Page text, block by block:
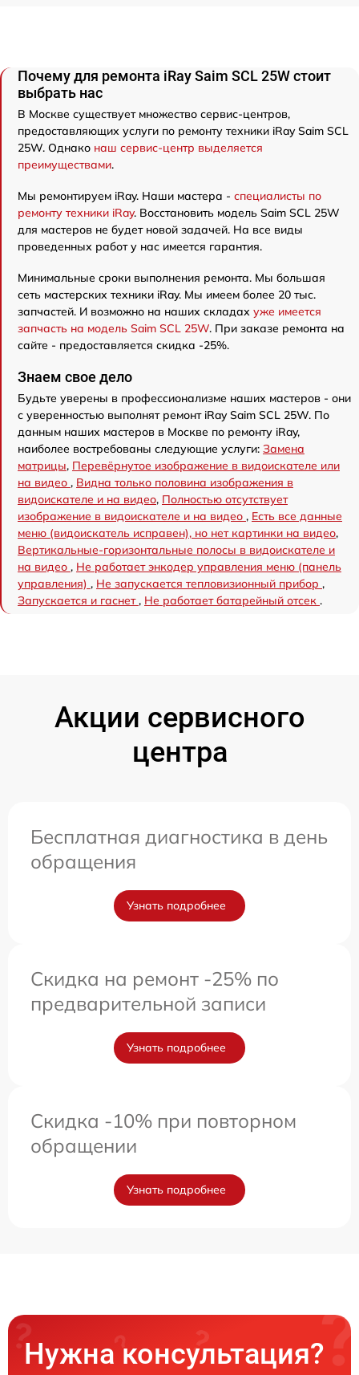
Почему для ремонта iRay Saim SCL 25W стоит
выбрать нас
В Москве существует множество сервис-центров,
предоставляющих услуги по ремонту техники iRay Saim SCL
25W. Однако наш сервис-центр выделяется
преимуществами.
Мы ремонтируем iRay. Наши мастера - специалисты по
ремонту техники iRay. Восстановить модель Saim SCL 25W
для мастеров не будет новой задачей. На все виды
проведенных работ у нас имеется гарантия.
Минимальные сроки выполнения ремонта. Мы большая
сеть мастерских техники iRay. Мы имеем более 20 тыс.
запчастей. И возможно на наших складах уже имеется
запчасть на модель Saim SCL 25W. При заказе ремонта на
сайте - предоставляется скидка -25%.
Знаем свое дело
Будьте уверены в профессионализме наших мастеров - они
с уверенностью выполнят ремонт iRay Saim SCL 25W. По
данным наших мастеров в Москве по ремонту iRay,
наиболее востребованы следующие услуги: Замена
матрицы, Перевёрнутое изображение в видоискателе или
на видео , Видна только половина изображения в
видоискателе и на видео, Полностью отсутствует
изображение в видоискателе и на видео , Есть все данные
меню (видоискатель исправен), но нет картинки на видео,
Вертикальные-горизонтальные полосы в видоискателе и
на видео , Не работает энкодер управления меню (панель
управления) , Не запускается тепловизионный прибор ,
Запускается и гаснет, Не работает батарейный отсек .
Акции сервисного
центра
Бесплатная диагностика в день
обращения
Узнать подробнее
Скидка на ремонт -25% по
предварительной записи
Узнать подробнее
Скидка -10% при повторном
обращении
Узнать подробнее
Нужна консультация?